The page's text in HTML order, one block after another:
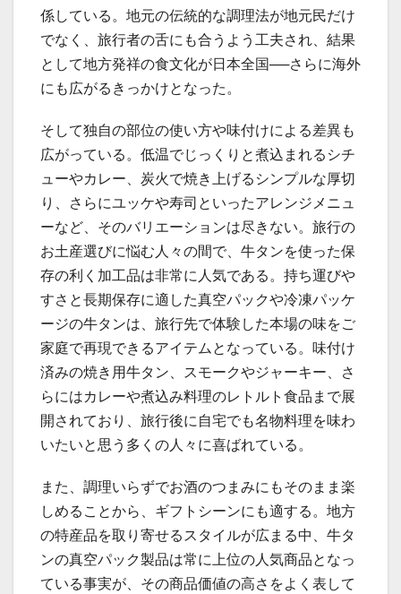
係している。地元の伝統的な調理法が地元民だけ
でなく、旅行者の舌にも合うよう工夫され、結果
として地方発祥の食文化が日本全国──さらに海外
にも広がるきっかけとなった。
そして独自の部位の使い方や味付けによる差異も
広がっている。低温でじっくりと煮込まれるシチ
ューやカレー、炭火で焼き上げるシンプルな厚切
り、さらにユッケや寿司といったアレンジメニュ
ーなど、そのバリエーションは尽きない。旅行の
お土産選びに悩む人々の間で、牛タンを使った保
存の利く加工品は非常に人気である。持ち運びや
すさと長期保存に適した真空パックや冷凍パッケ
ージの牛タンは、旅行先で体験した本場の味をご
家庭で再現できるアイテムとなっている。味付け
済みの焼き用牛タン、スモークやジャーキー、さ
らにはカレーや煮込み料理のレトルト食品まで展
開されており、旅行後に自宅でも名物料理を味わ
いたいと思う多くの人々に喜ばれている。
また、調理いらずでお酒のつまみにもそのまま楽
しめることから、ギフトシーンにも適する。地方
の特産品を取り寄せるスタイルが広まる中、牛タ
ンの真空パック製品は常に上位の人気商品となっ
ている事実が、その商品価値の高さをよく表して